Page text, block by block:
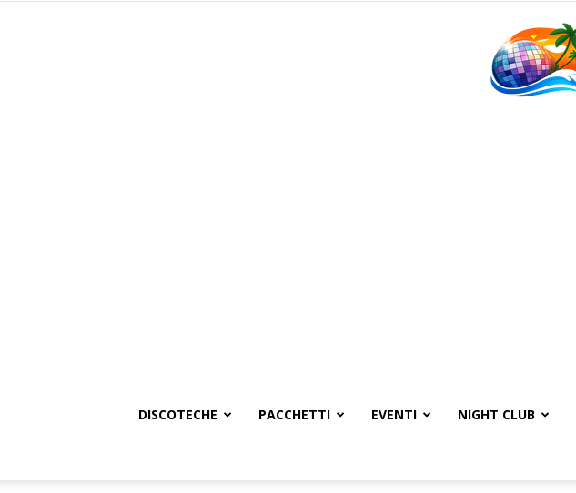
DISCOTECHE PACCHETTI EVENTI NIGHT CLUB